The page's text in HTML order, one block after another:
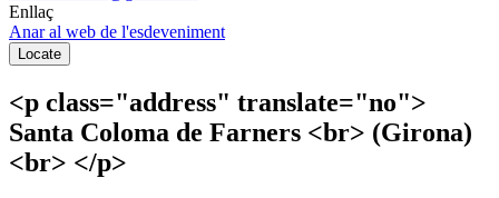
Enllaç
Anar al web de l'esdeveniment
Geolocalització
Locate
<p class="address" translate="no">
Santa Coloma de Farners <br> (Girona)
<br> </p>